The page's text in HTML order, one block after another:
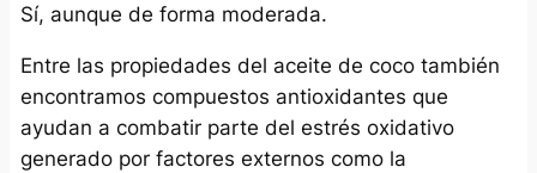
Sí, aunque de forma moderada.
Entre las propiedades del aceite de coco también
encontramos compuestos antioxidantes que
ayudan a combatir parte del estrés oxidativo
generado por factores externos como la